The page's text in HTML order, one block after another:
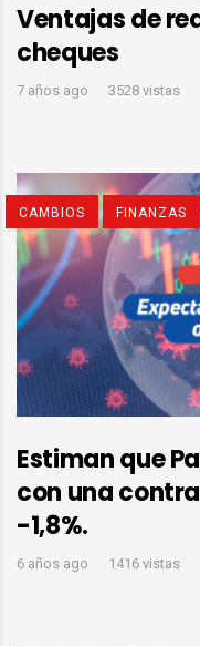
Ventajas de
cheques
7 años ago 3528 vistas
CAMBIOS FINANZAS
Estiman que
con una
-1,8%.
6 años ago 1416 vistas